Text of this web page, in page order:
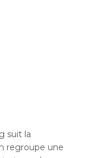
suit la
regroupe une